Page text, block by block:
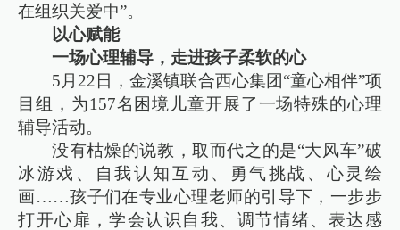
在组织关爱中”。
以心赋能
一场心理辅导，走进孩子柔软的心
5月22日，金溪镇联合西心集团“童心相伴”项
目组，为157名困境儿童开展了一场特殊的心理
辅导活动。
没有枯燥的说教，取而代之的是“大风车”破
冰游戏、自我认知互动、勇气挑战、心灵绘
画……孩子们在专业心理老师的引导下，一步步
打开心扉，学会认识自我、调节情绪、表达感